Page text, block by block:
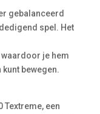
gebalanceerd
spel. Het
waardoor je hem
bewegen.
Textreme, een